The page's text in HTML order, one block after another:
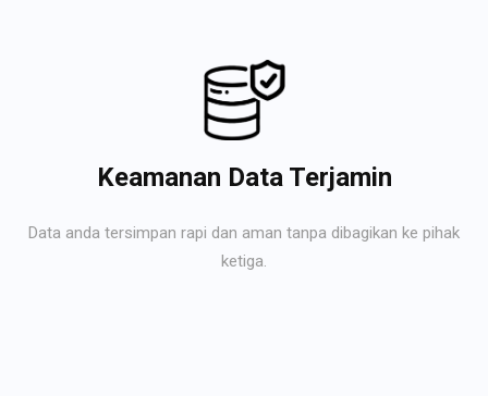
Keamanan Data Terjamin
Data anda tersimpan rapi dan aman tanpa dibagikan ke pihak
ketiga.